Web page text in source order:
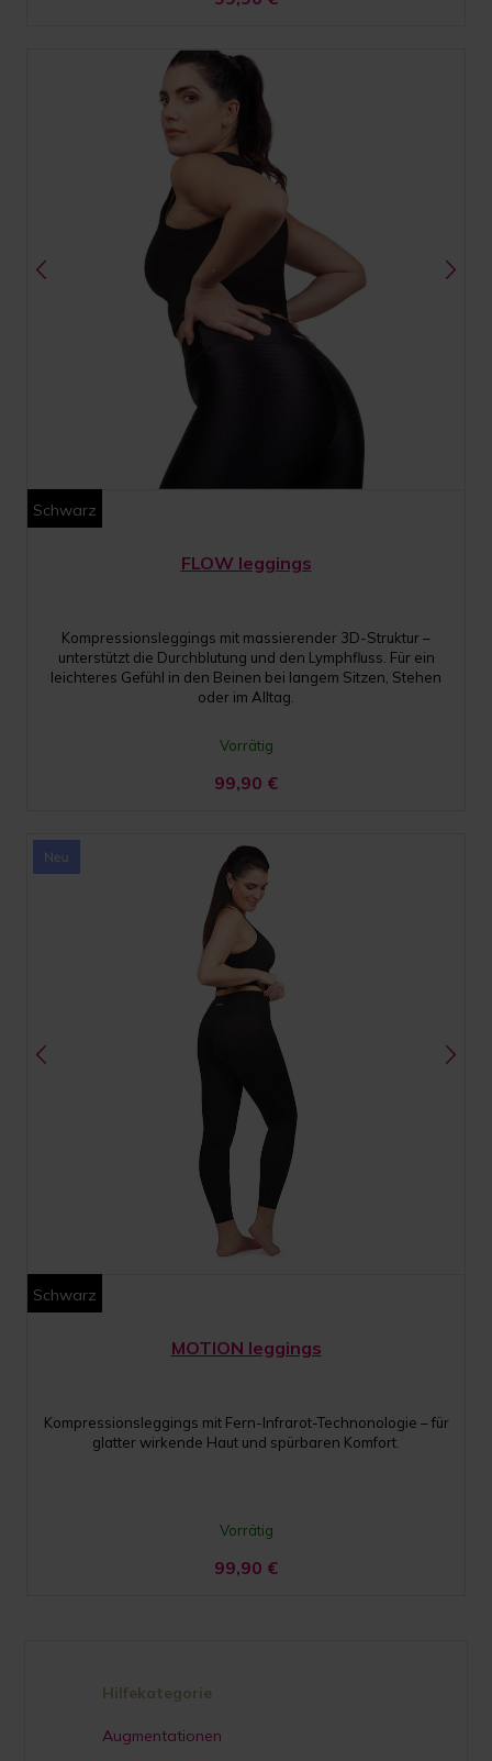
Schwarz
FLOW leggings
Kompressionsleggings mit massierender 3D-Struktur –
unterstützt die Durchblutung und den Lymphfluss. Für ein
leichteres Gefühl in den Beinen bei langem Sitzen, Stehen
oder im Alltag.
Vorrätig
99,90 €
Schwarz
MOTION leggings
Kompressionsleggings mit Fern-Infrarot-Technonologie – für
glatter wirkende Haut und spürbaren Komfort.
Vorrätig
99,90 €
Hilfekategorie
Augmentationen